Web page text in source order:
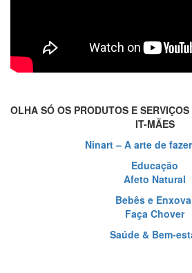
OLHA SÓ OS PRODUTOS E
IT-MÃES
Ninart – A arte de
Educação
Afeto Natural
Bebês e
Faça Chover
Saúde & Bem-